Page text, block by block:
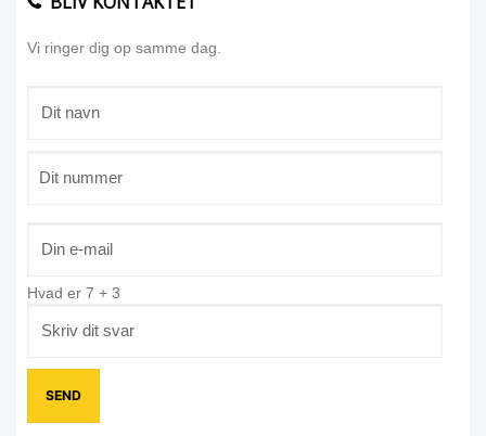
Vi ringer dig op samme dag.
Hvad er 7 + 3